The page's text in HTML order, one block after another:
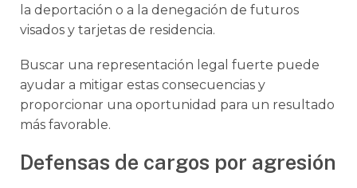
la deportación o a la denegación de futuros
visados y tarjetas de residencia.
Buscar una representación legal fuerte puede
ayudar a mitigar estas consecuencias y
proporcionar una oportunidad para un resultado
más favorable.
Defensas de cargos por agresión